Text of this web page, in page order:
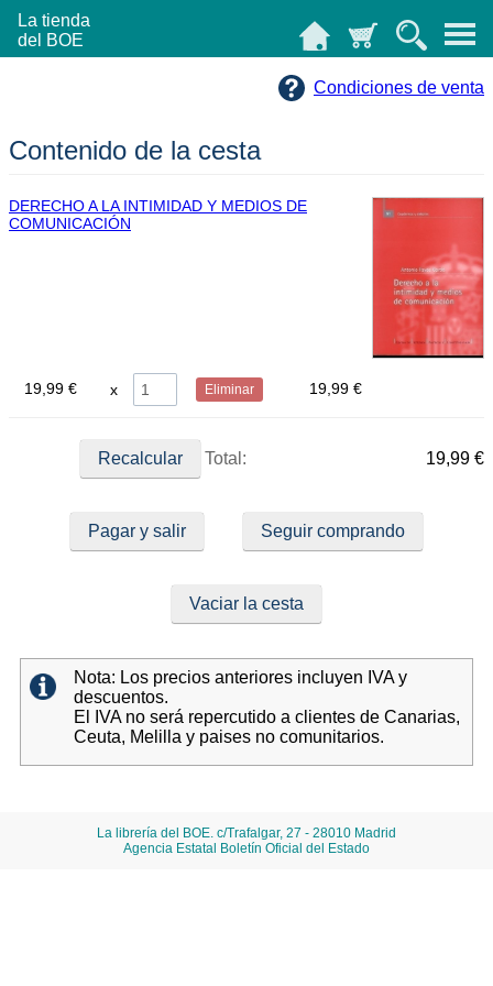
La tienda
del BOE
Condiciones de venta
Contenido de la cesta
DERECHO A LA INTIMIDAD Y MEDIOS DE
COMUNICACIÓN
19,99 € Eliminar 19,99 €
Total: 19,99 €
Pagar y salir Seguir comprando
Vaciar la cesta
Nota: Los precios anteriores incluyen IVA y
descuentos.
El IVA no será repercutido a clientes de Canarias,
Ceuta, Melilla y paises no comunitarios.
La librería del BOE. c/Trafalgar, 27 - 28010 Madrid
Agencia Estatal Boletín Oficial del Estado